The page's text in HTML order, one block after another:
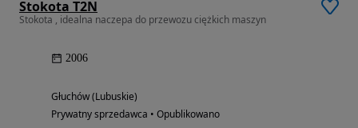
Stokota T2N
Stokota , idealna naczepa do przewozu ciężkich maszyn
2006
Głuchów (Lubuskie)
Prywatny sprzedawca • Opublikowano